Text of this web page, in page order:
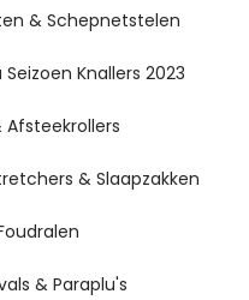
& Schepnetstelen
Knallers 2023
& Slaapzakken
& Paraplu's